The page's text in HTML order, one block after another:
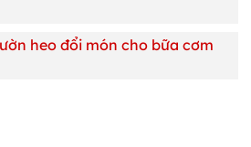
heo đổi món cho bữa cơm